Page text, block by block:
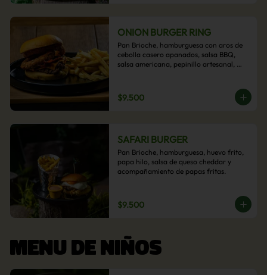
ONION BURGER RING
Pan Brioche, hamburguesa con aros de
cebolla casero apanados, salsa BBQ,
salsa americana, pepinillo artesanal,
papas fritas.
$9.500
SAFARI BURGER
Pan Brioche, hamburguesa, huevo frito,
papa hilo, salsa de queso cheddar y
acompañamiento de papas fritas.
$9.500
MENU DE NIÑOS